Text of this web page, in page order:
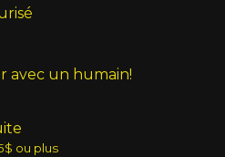
avec un humain!
ou plus